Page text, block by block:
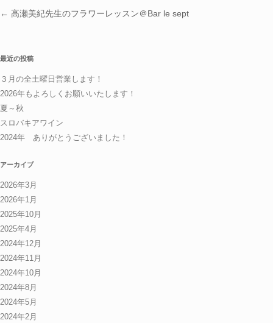
投稿ナビゲーション
← 高瀬美紀先生のフラワーレッスン＠Bar le sept
最近の投稿
３月の全土曜日営業します！
2026年もよろしくお願いいたします！
夏～秋
スロバキアワイン
2024年 ありがとうございました！
アーカイブ
2026年3月
2026年1月
2025年10月
2025年4月
2024年12月
2024年11月
2024年10月
2024年8月
2024年5月
2024年2月